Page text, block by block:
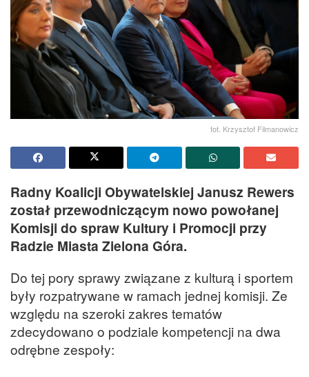
fot. Krzysztof Filmanowicz
Radny Koalicji Obywatelskiej Janusz Rewers
został przewodniczącym nowo powołanej
Komisji do spraw Kultury i Promocji przy
Radzie Miasta Zielona Góra.
Do tej pory sprawy związane z kulturą i sportem
były rozpatrywane w ramach jednej komisji. Ze
względu na szeroki zakres tematów
zdecydowano o podziale kompetencji na dwa
odrębne zespoły: